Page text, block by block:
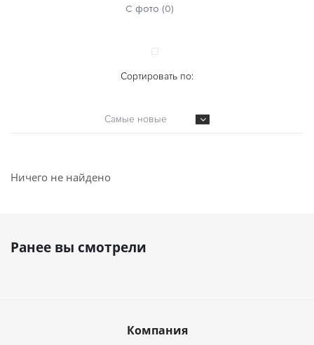
С фото (0)
Сортировать по:
Самые новые
Ничего не найдено
Ранее вы смотрели
Компания